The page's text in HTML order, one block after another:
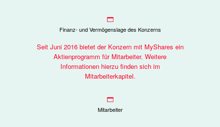
Finanz- und Vermögenslage des Konzerns
Seit Juni 2016 bietet der Konzern mit MyShares ein
Aktienprogramm für Mitarbeiter. Weitere
Informationen hierzu finden sich im
Mitarbeiterkapitel.
Mitarbeiter